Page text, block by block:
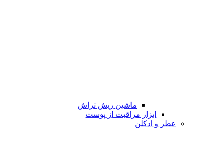
ماشین ریش تراش
ابزار مراقبت از پوست
عطر و ادکلن